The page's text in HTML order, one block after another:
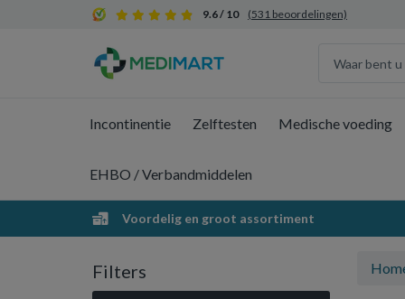
9.6 / 10 (531 beoordelingen)
Incontinentie Zelftesten Medische voeding
EHBO / Verbandmiddelen
Voordelig en groot assortiment
Filters